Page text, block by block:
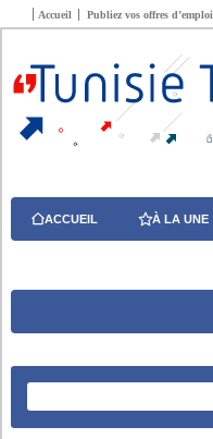
Accueil Publiez vos offres d’emploi
ACCUEIL À LA UNE